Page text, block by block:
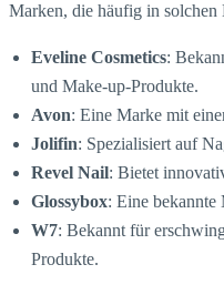
Marken, die häufig in solchen
Eveline Cosmetics:
und Make-up-Produkte.
Avon: Eine Marke mit
Jolifin: Spezialisiert auf
Revel Nail: Bietet
Glossybox: Eine
W7: Bekannt für
Produkte.